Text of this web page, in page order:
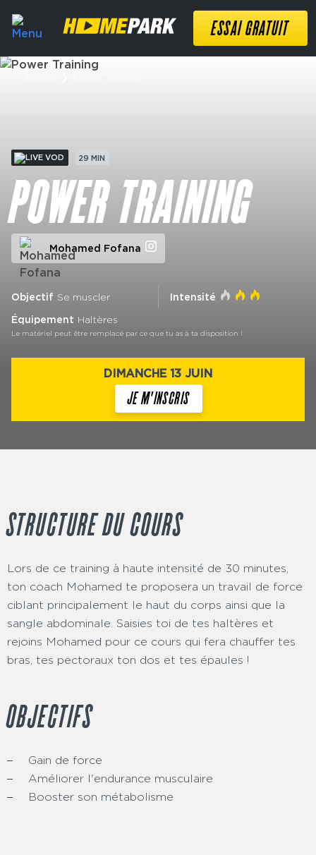
ESSAI GRATUIT
VOD 29 MIN
POWER TRAINING
Mohamed Fofana
Objectif Se muscler
Intensité
Équipement Haltères
Le matériel peut être remplacé par ce que tu as à ta disposition !
DIMANCHE 13 JUIN
JE M'INSCRIS
STRUCTURE DU COURS
Lors de ce training à haute intensité de 30 minutes,
ton coach Mohamed te proposera un travail de force
ciblant principalement le haut du corps ainsi que la
sangle abdominale. Saisies toi de tes haltères et
rejoins Mohamed pour ce cours qui fera chauffer tes
bras, tes pectoraux ton dos et tes épaules !
OBJECTIFS
Gain de force
Améliorer l'endurance musculaire
Booster son métabolisme